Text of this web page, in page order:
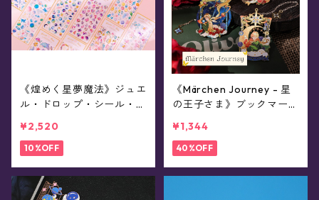
《煌めく星夢魔法》ジュエ
ル・ドロップ・シール・ラ
¥2,520
10%OFF
《Märchen Journey - 星
の王子さま》ブックマーカ
¥1,344
40%OFF